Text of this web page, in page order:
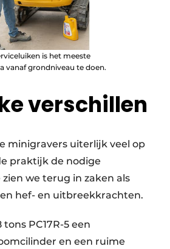
is het meeste
vanaf grondniveau te doen.
verschillen
minigravers uiterlijk veel op
praktijk de nodige
we terug in zaken als
hef- en uitbreekkrachten.
tons PC17R-5 een
en een ruime